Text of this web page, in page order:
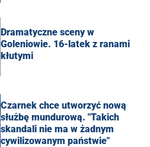
Dramatyczne sceny w
Goleniowie. 16-latek z ranami
kłutymi
Czarnek chce utworzyć nową
służbę mundurową. "Takich
skandali nie ma w żadnym
cywilizowanym państwie"